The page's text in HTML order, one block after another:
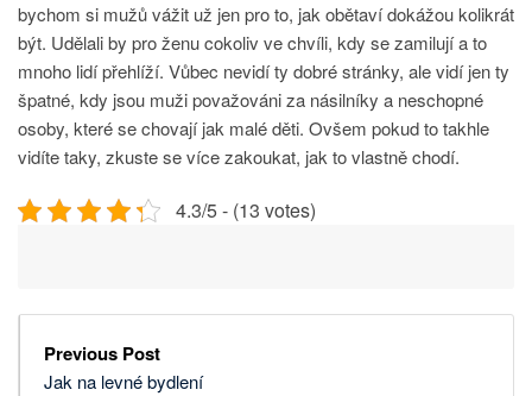
bychom si mužů vážit už jen pro to, jak obětaví dokážou kolikrát
být. Udělali by pro ženu cokoliv ve chvíli, kdy se zamilují a to
mnoho lidí přehlíží. Vůbec nevidí ty dobré stránky, ale vidí jen ty
špatné, kdy jsou muži považováni za násilníky a neschopné
osoby, které se chovají jak malé děti. Ovšem pokud to takhle
vidíte taky, zkuste se více zakoukat, jak to vlastně chodí.
4.3/5 - (13 votes)
Previous Post
Jak na levné bydlení